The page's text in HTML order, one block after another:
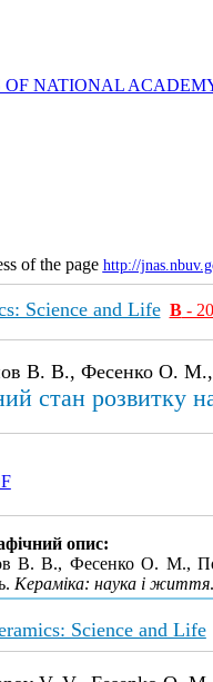
OF NATIONAL
of the page http://
Science and Life В-
В. В., Фесенко О.
стан розвитку
опис:
В. В., Фесенко О. М.,
Кераміка: наука і життя
Science and Life